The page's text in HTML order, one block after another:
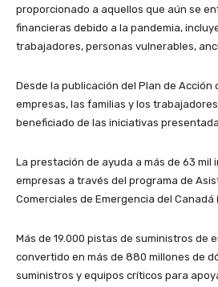
proporcionado a aquellos que aún se
financieras debido a la pandemia,
trabajadores, personas vulnerables,
Desde la publicación del Plan de Acción
empresas, las familias y los
beneficiado de las iniciativas
La prestación de ayuda a más de 63 mil
empresas a través del programa de
Comerciales de Emergencia del Canadá
Más de 19.000 pistas de suministros de
convertido en más de 880 millones de
suministros y equipos críticos para